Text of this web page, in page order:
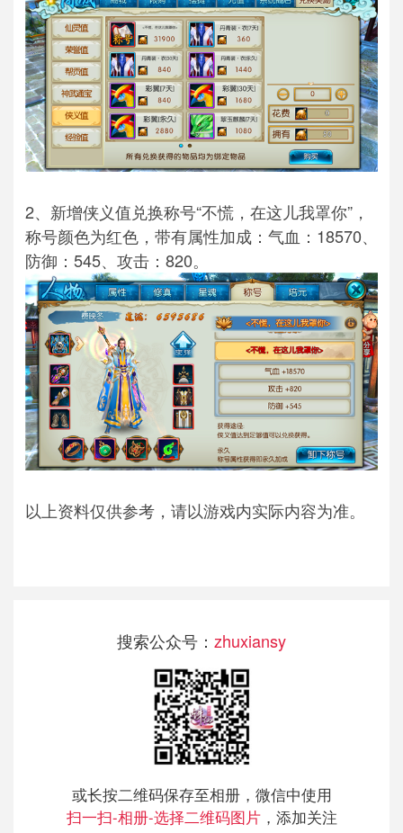
2、新增侠义值兑换称号“不慌，在这儿我罩你”，
称号颜色为红色，带有属性加成：气血：18570、
防御：545、攻击：820。
以上资料仅供参考，请以游戏内实际内容为准。
搜索公众号： zhuxiansy
或长按二维码保存至相册，微信中使用
扫一扫-相册-选择二维码图片，添加关注